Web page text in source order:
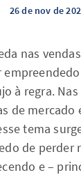
26 de nov de
nas
à regra.
de mercado
tema
de perder
e –